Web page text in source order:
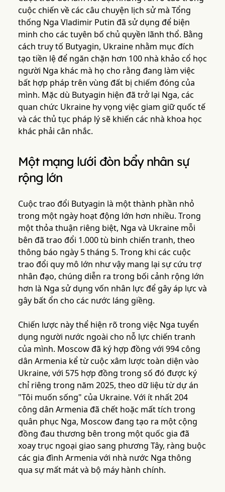
cuộc chiến về các câu chuyện lịch sử mà Tổng
thống Nga Vladimir Putin đã sử dụng để biện
minh cho các tuyên bố chủ quyền lãnh thổ. Bằng
cách truy tố Butyagin, Ukraine nhằm mục đích
tạo tiền lệ để ngăn chặn hơn 100 nhà khảo cổ học
người Nga khác mà họ cho rằng đang làm việc
bất hợp pháp trên vùng đất bị chiếm đóng của
mình. Mặc dù Butyagin hiện đã trở lại Nga, các
quan chức Ukraine hy vọng việc giam giữ quốc tế
và các thủ tục pháp lý sẽ khiến các nhà khoa học
khác phải cân nhắc.
Một mạng lưới đòn bẩy nhân sự
rộng lớn
Cuộc trao đổi Butyagin là một thành phần nhỏ
trong một ngày hoạt động lớn hơn nhiều. Trong
một thỏa thuận riêng biệt, Nga và Ukraine mỗi
bên đã trao đổi 1.000 tù binh chiến tranh, theo
thông báo ngày 5 tháng 5. Trong khi các cuộc
trao đổi quy mô lớn như vậy mang lại sự cứu trợ
nhân đạo, chúng diễn ra trong bối cảnh rộng lớn
hơn là Nga sử dụng vốn nhân lực để gây áp lực và
gây bất ổn cho các nước láng giềng.
Chiến lược này thể hiện rõ trong việc Nga tuyển
dụng người nước ngoài cho nỗ lực chiến tranh
của mình. Moscow đã ký hợp đồng với 994 công
dân Armenia kể từ cuộc xâm lược toàn diện vào
Ukraine, với 575 hợp đồng trong số đó được ký
chỉ riêng trong năm 2025, theo dữ liệu từ dự án
"Tôi muốn sống" của Ukraine. Với ít nhất 204
công dân Armenia đã chết hoặc mất tích trong
quân phục Nga, Moscow đang tạo ra một cộng
đồng đau thương bên trong một quốc gia đã
xoay trục ngoại giao sang phương Tây, ràng buộc
các gia đình Armenia với nhà nước Nga thông
qua sự mất mát và bộ máy hành chính.